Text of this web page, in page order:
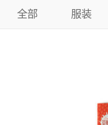
全部 服装